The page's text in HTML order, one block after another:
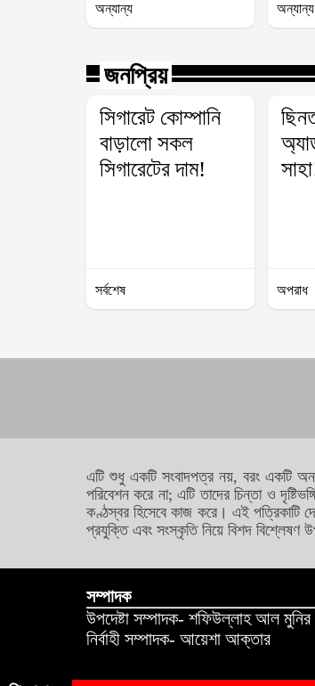
অন্যান্য অন্যান্য
জনপ্রিয়
সিগারেট কোম্পানি
বাড়ালো সকল
সিগারেটের দাম!
সর্বশেষ অপরাধ
এটি শুধু একটি সংবাদপত্র নয়, বরং একটি
পরিবেশন করে না; এটি তাদের চিন্তা ও
কণ্ঠস্বর হিসেবে কাজ করে। এই পত্রিকাটি
প্রযুক্তি এবং সংস্কৃতি নিয়ে বিশদ বিশ্লেষণ
সম্পাদক
উপদেষ্টা সম্পাদক- শফিউল্লাহ আল
নির্বাহী সম্পাদক- আয়েশা আক্তার